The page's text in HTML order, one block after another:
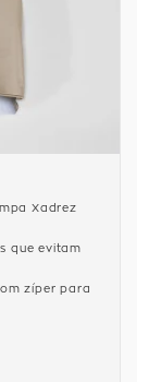
Xadrez
que evitam
zíper para